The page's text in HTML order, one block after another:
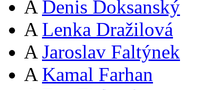
A Denis Doksanský
A Lenka Dražilová
A Jaroslav Faltýnek
A Kamal Farhan